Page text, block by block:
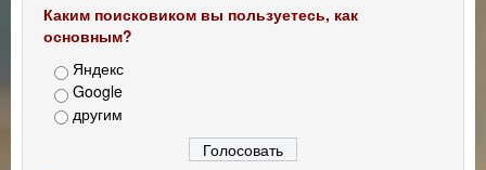
Каким поисковиком вы пользуетесь, как
основным?
Яндекс
Google
другим